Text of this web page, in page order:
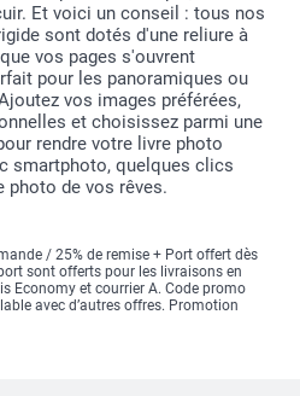
Et voici un conseil : tous nos
sont dotés d'une reliure à
vos pages s'ouvrent
pour les panoramiques ou
vos images préférées,
et choisissez parmi une
rendre votre livre photo
smartphoto, quelques clics
photo de vos rêves.
/ 25% de remise + Port offert dès
sont offerts pour les livraisons en
Economy et courrier A. Code promo
avec d’autres offres. Promotion